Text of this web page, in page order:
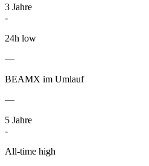
3 Jahre
-
24h low
—
BEAMX im Umlauf
—
5 Jahre
-
All-time high